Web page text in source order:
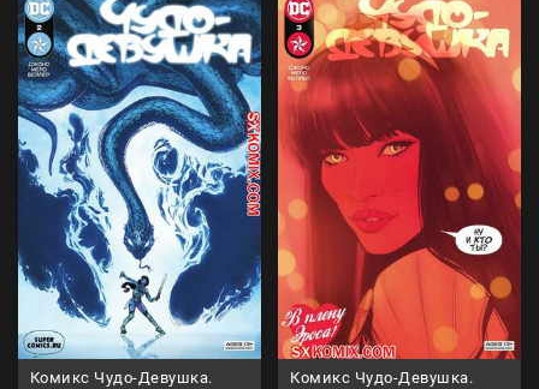
Комикс Чудо-Девушка.
Комикс Чудо-Девушка.